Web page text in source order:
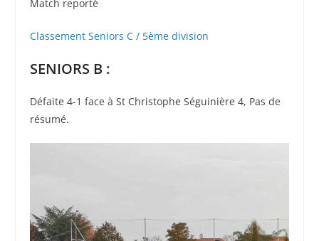
Match reporté
Classement Seniors C / 5ème division
SENIORS B :
Défaite 4-1 face à St Christophe Séguinière 4, Pas de
résumé.